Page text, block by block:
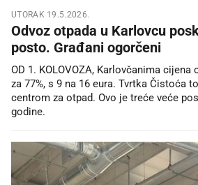
UTORAK 19.5.2026.
Odvoz otpada u Karlovcu
posto. Građani ogorčeni
OD 1. KOLOVOZA, Karlovčanima cijena
za 77%, s 9 na 16 eura. Tvrtka Čistoća
centrom za otpad. Ovo je treće veće
godine.